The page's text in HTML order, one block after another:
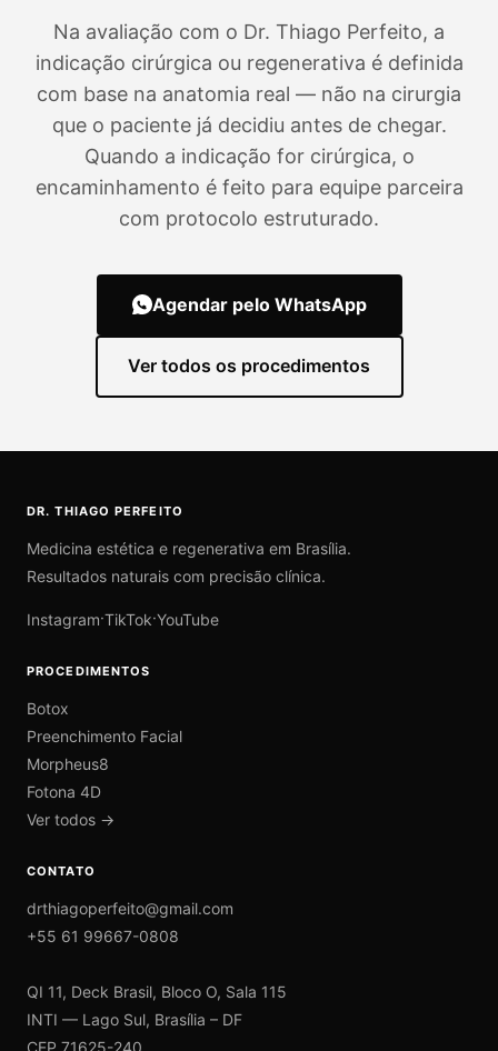
Na avaliação com o Dr. Thiago Perfeito, a
indicação cirúrgica ou regenerativa é definida
com base na anatomia real — não na cirurgia
que o paciente já decidiu antes de chegar.
Quando a indicação for cirúrgica, o
encaminhamento é feito para equipe parceira
com protocolo estruturado.
Agendar pelo WhatsApp
Ver todos os procedimentos
DR. THIAGO PERFEITO
Medicina estética e regenerativa em Brasília.
Resultados naturais com precisão clínica.
Instagram·TikTok·YouTube
PROCEDIMENTOS
Botox
Preenchimento Facial
Morpheus8
Fotona 4D
Ver todos →
CONTATO
drthiagoperfeito@gmail.com
+55 61 99667-0808
QI 11, Deck Brasil, Bloco O, Sala 115
INTI — Lago Sul, Brasília – DF
CEP 71625-240